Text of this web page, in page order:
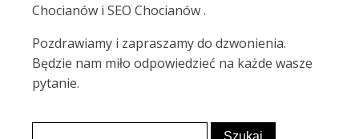
Chocianów i SEO Chocianów .
Pozdrawiamy i zapraszamy do dzwonienia.
Będzie nam miło odpowiedzieć na każde wasze
pytanie.